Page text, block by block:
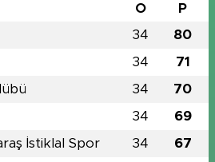
O P
34 80
34 71
34 70
34 69
İstiklal Spor 34 67